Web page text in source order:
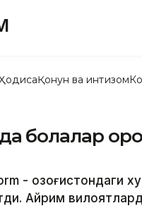
Қонун ва интизом
болалар
- Қозоғистондаги
Айрим